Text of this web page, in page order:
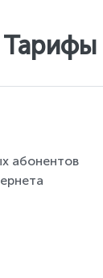
Тарифы
абонентов